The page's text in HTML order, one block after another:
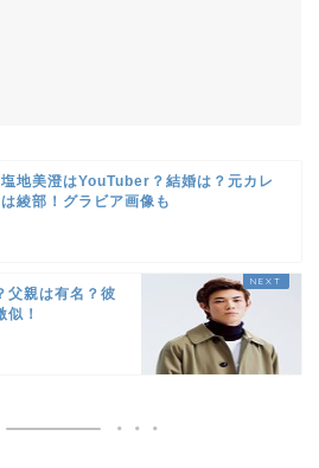
塩地美澄はYouTuber？結婚は？元カレ
は綾部！グラビア画像も
父親は有名？彼
！